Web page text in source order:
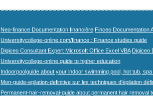
Neo-finance Documentation financière Finceo Documentation
Universitycollege-online.com/finance : Finance studies guide
Digiceo Consultant Expert Microsoft Office Excel VBA Digiceo
Universitycollege-online guide to higher education
Indoorpoolguide about your indoor swimming pool, hot tub,
Mon-guide-epilation-definitive sur les techniques d'épilation
Permanent-hair-removal-guide about permanent hair removal